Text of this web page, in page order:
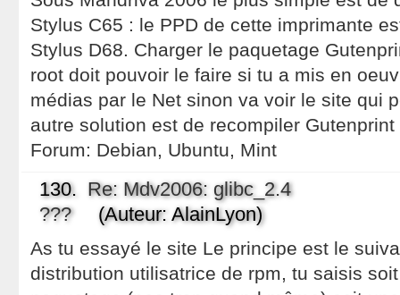
Stylus C65 : le PPD de cette imprimante
Stylus D68. Charger le paquetage
root doit pouvoir le faire si tu a mis en
médias par le Net sinon va voir le site qui
autre solution est de recompiler
Forum: Debian, Ubuntu, Mint
130. Re: Mdv2006: glibc_2.4
???(Auteur: AlainLyon)
As tu essayé le site Le principe est le
distribution utilisatrice de rpm, tu saisis